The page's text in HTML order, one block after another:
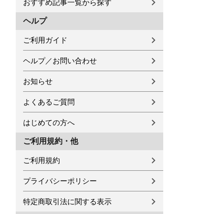
おすすめ記事一覧から探す
ヘルプ
ご利用ガイド
ヘルプ／お問い合わせ
お知らせ
よくあるご質問
はじめての方へ
ご利用規約・他
ご利用規約
プライバシーポリシー
特定商取引法に関する表示